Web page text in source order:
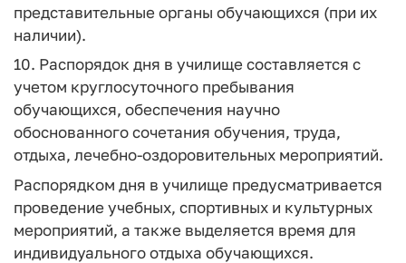
представительные органы обучающихся (при их
наличии).
10. Распорядок дня в училище составляется с
учетом круглосуточного пребывания
обучающихся, обеспечения научно
обоснованного сочетания обучения, труда,
отдыха, лечебно-оздоровительных мероприятий.
Распорядком дня в училище предусматривается
проведение учебных, спортивных и культурных
мероприятий, а также выделяется время для
индивидуального отдыха обучающихся.